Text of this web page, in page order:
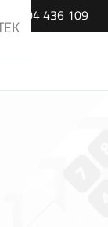
604 436 109